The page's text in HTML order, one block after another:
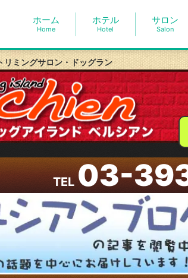
ホーム
Home
ホテル
Hotel
サロン
Salon
トリミングサロン・ドッグラン
TEL 03-